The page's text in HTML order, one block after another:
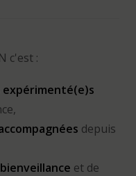
c'est :
expérimenté(e)s
depuis
bienveillance et de